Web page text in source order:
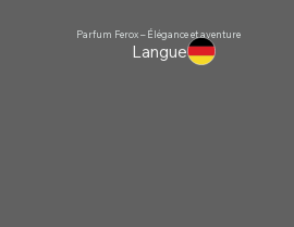
Langue
Parfum Ferox – Élégance et aventure